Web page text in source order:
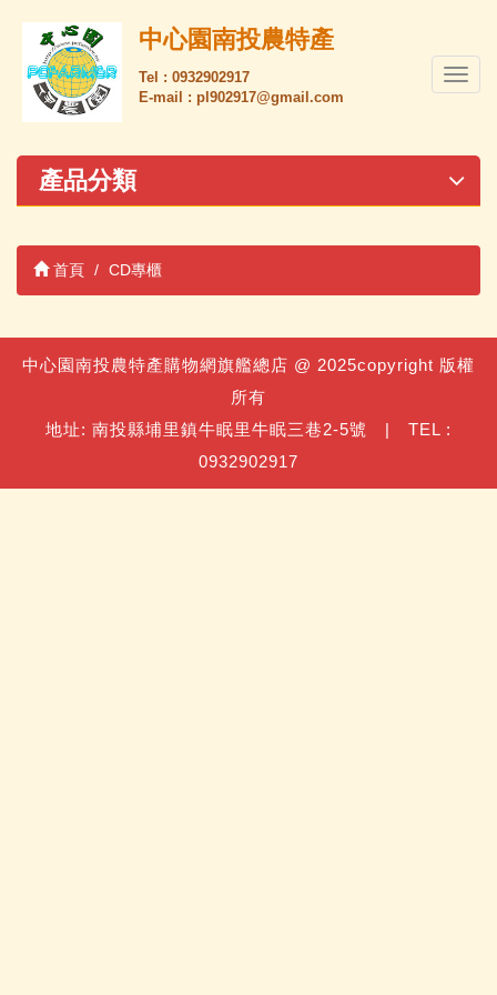
導
覽
中心園南投農特產
Tel : 0932902917
E-mail : pl902917@gmail.com
產品分類
首頁 CD專櫃
中心園南投農特產購物網旗艦總店 @ 2025copyright 版權
所有
地址: 南投縣埔里鎮牛眠里牛眠三巷2-5號 | TEL :
0932902917